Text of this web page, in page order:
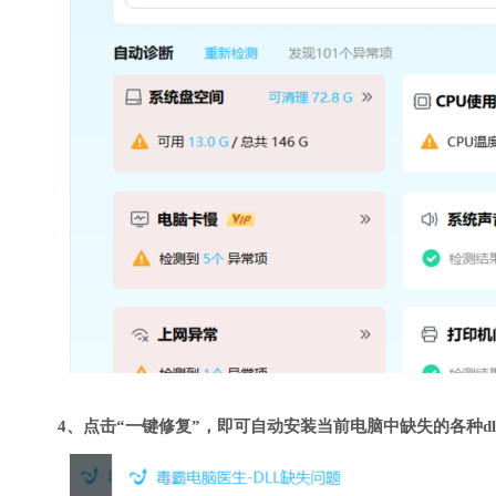
4、点击“一键修复”，即可自动安装当前电脑中缺失的各种